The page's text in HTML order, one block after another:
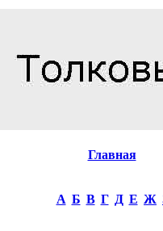
Главная
А Б В Г Д Е Ж